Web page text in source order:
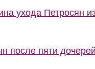
ухода Петросян
после пяти